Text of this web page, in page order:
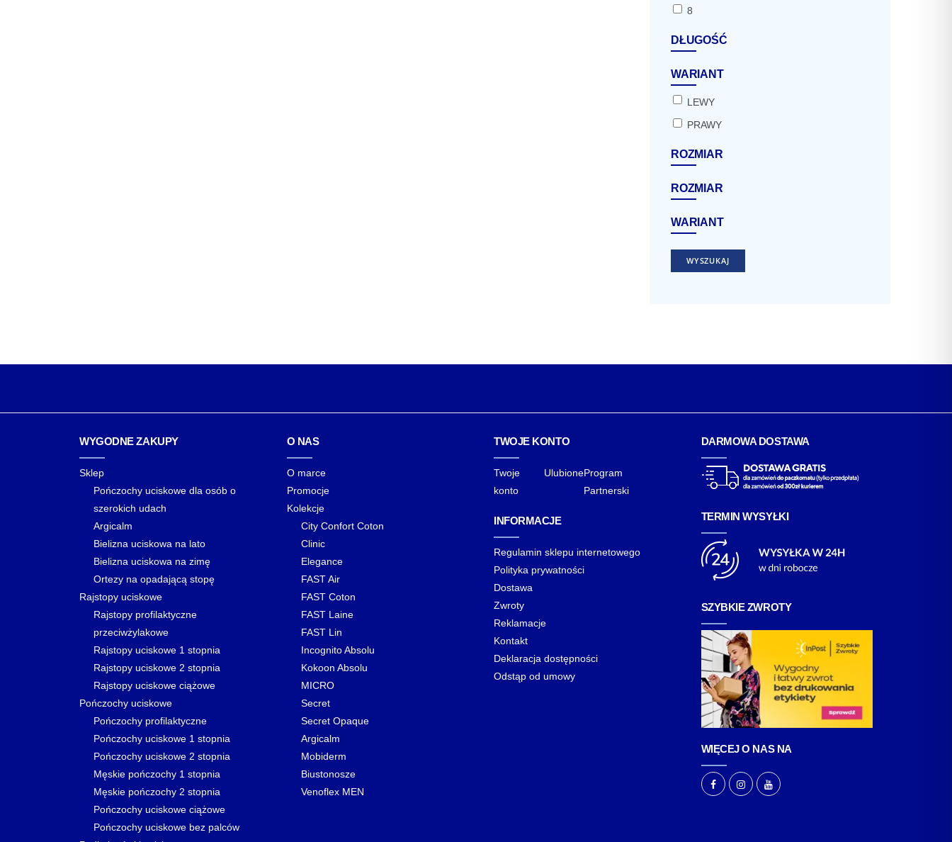
8
DŁUGOŚĆ
WARIANT
LEWY
PRAWY
ROZMIAR
ROZMIAR
WARIANT
WYSZUKAJ
WYGODNE ZAKUPY
Sklep
Pończochy uciskowe dla osób o
szerokich udach
Argicalm
Bielizna uciskowa na lato
Bielizna uciskowa na zimę
Ortezy na opadającą stopę
Rajstopy uciskowe
Rajstopy profilaktyczne
przeciwżylakowe
Rajstopy uciskowe 1 stopnia
Rajstopy uciskowe 2 stopnia
Rajstopy uciskowe ciążowe
Pończochy uciskowe
Pończochy profilaktyczne
Pończochy uciskowe 1 stopnia
Pończochy uciskowe 2 stopnia
Męskie pończochy 1 stopnia
Męskie pończochy 2 stopnia
Pończochy uciskowe ciążowe
Pończochy uciskowe bez palców
O NAS
O marce
Promocje
Kolekcje
City Confort Coton
Clinic
Elegance
FAST Air
FAST Coton
FAST Laine
FAST Lin
Incognito Absolu
Kokoon Absolu
MICRO
Secret
Secret Opaque
Argicalm
Mobiderm
Biustonosze
Venoflex MEN
TWOJE KONTO
Twoje
konto
UlubioneProgram
Partnerski
INFORMACJE
Regulamin sklepu internetowego
Polityka prywatności
Dostawa
Zwroty
Reklamacje
Kontakt
Deklaracja dostępności
Odstąp od umowy
DARMOWA DOSTAWA
TERMIN WYSYŁKI
SZYBKIE ZWROTY
WIĘCEJ O NAS NA
F I Y